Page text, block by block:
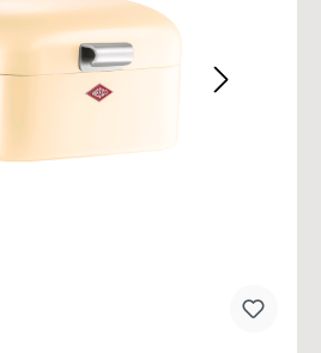
Bildergalerie überspringen